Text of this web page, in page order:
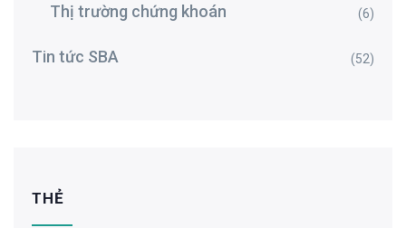
Thị trường chứng khoán (6)
Tin tức SBA (52)
THẺ